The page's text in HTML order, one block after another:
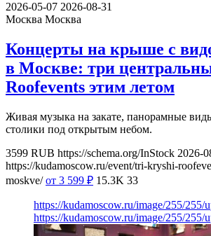
2026-05-07 2026-08-31
Москва Москва
Концерты на крыше с
в Москве: три
Roofevents этим летом
Живая музыка на закате, панорамные
столики под открытым небом.
3599 RUB https://schema.org/InStock 2026-
https://kudamoscow.ru/event/tri-kryshi-
moskve/ от 3 599 ₽ 15.3K 33
https://kudamoscow.ru/image/255/255/
https://kudamoscow.ru/image/255/255/